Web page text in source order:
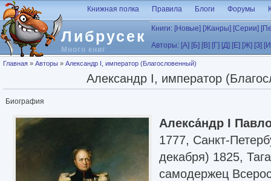
Перейти к основному содержанию
Либрусек
Много книг
Книжная полка Правила Блоги Форумы
Книги: [Новые] [Жанры] [Серии]
Авторы: [А] [Б] [В] [Г] [Д] [Е] [Ж] [З]
Вы здесь
Главная » Авторы » Александр I, император (Благословенный)
Александр I, император
Биография
Алекса́ндр I
1777, Санкт-
декабря) 1825,
самодержец